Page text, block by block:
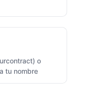
o
tu nombre